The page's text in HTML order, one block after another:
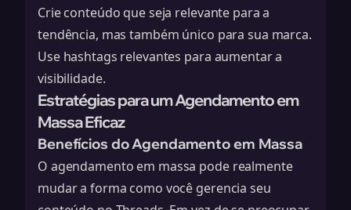
Crie conteúdo que seja relevante para a
tendência, mas também único para sua marca.
Use hashtags relevantes para aumentar a
visibilidade.
Estratégias para um Agendamento em
Massa Eficaz
Benefícios do Agendamento em Massa
O agendamento em massa pode realmente
mudar a forma como você gerencia seu